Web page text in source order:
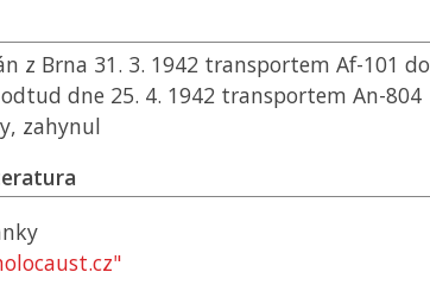
z Brna 31. 3. 1942 transportem Af-101 do
dne 25. 4. 1942 transportem An-804
zahynul